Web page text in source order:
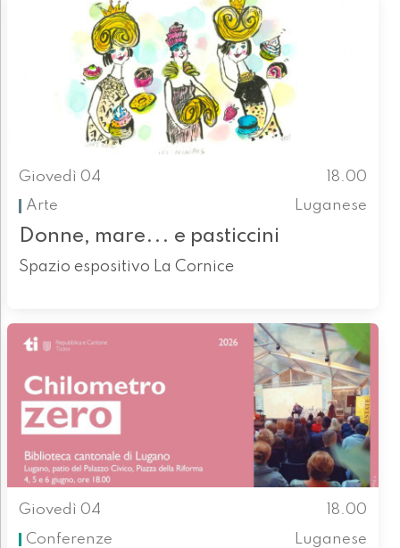
Giovedì 04
18.00
Arte
Luganese
Donne, mare... e pasticcini
Spazio espositivo La Cornice
Giovedì 04
18.00
Conferenze
Luganese